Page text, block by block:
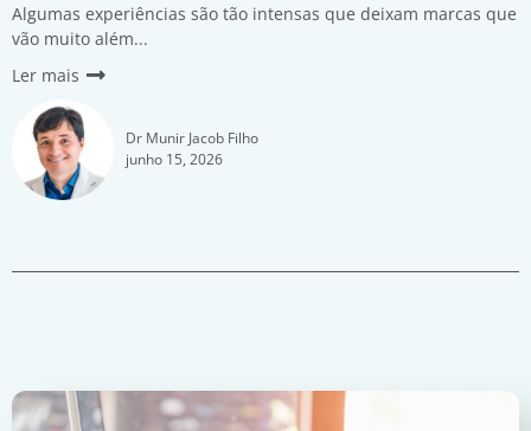
Algumas experiências são tão intensas que deixam marcas que
vão muito além...
Ler mais
Dr Munir Jacob Filho
junho 15, 2026